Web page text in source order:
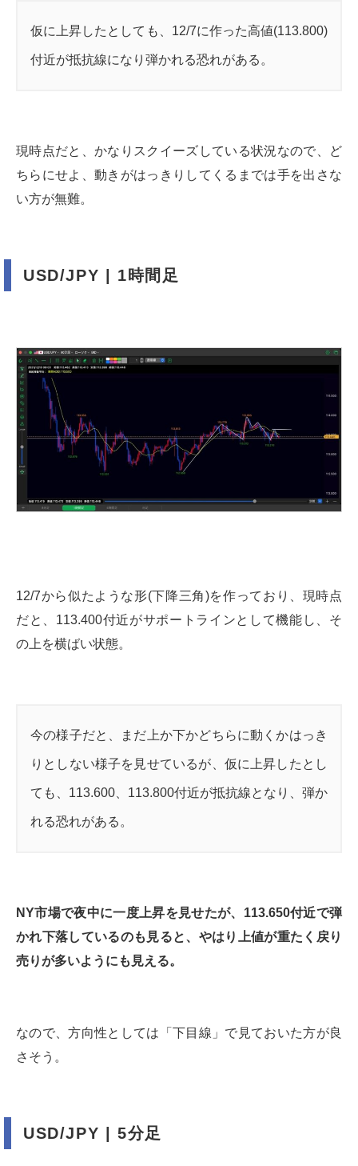
仮に上昇したとしても、12/7に作った高値(113.800)
付近が抵抗線になり弾かれる恐れがある。
現時点だと、かなりスクイーズしている状況なので、ど
ちらにせよ、動きがはっきりしてくるまでは手を出さな
い方が無難。
USD/JPY | 1時間足
12/7から似たような形(下降三角)を作っており、現時点
だと、113.400付近がサポートラインとして機能し、そ
の上を横ばい状態。
今の様子だと、まだ上か下かどちらに動くかはっき
りとしない様子を見せているが、仮に上昇したとし
ても、113.600、113.800付近が抵抗線となり、弾か
れる恐れがある。
NY市場で夜中に一度上昇を見せたが、113.650付近で弾
かれ下落しているのも見ると、やはり上値が重たく戻り
売りが多いようにも見える。
なので、方向性としては「下目線」で見ておいた方が良
さそう。
USD/JPY | 5分足